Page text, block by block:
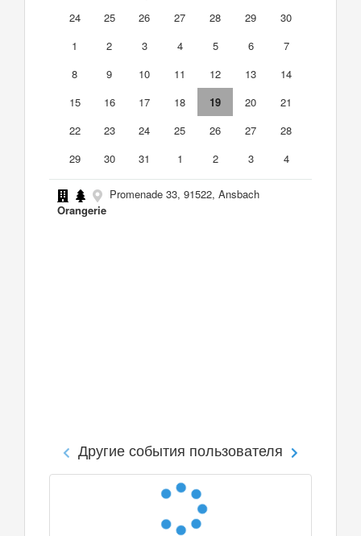
24
25 26 27 28 29
30
1
2 3 4 5 6
7
8
9 10 11 12 13
14
15
16 17 18 19 20
21
22
23 24 25 26 27
28
29
30 31 1 2 3 4
Promenade 33, 91522, Ansbach
Orangerie
Другие события пользователя